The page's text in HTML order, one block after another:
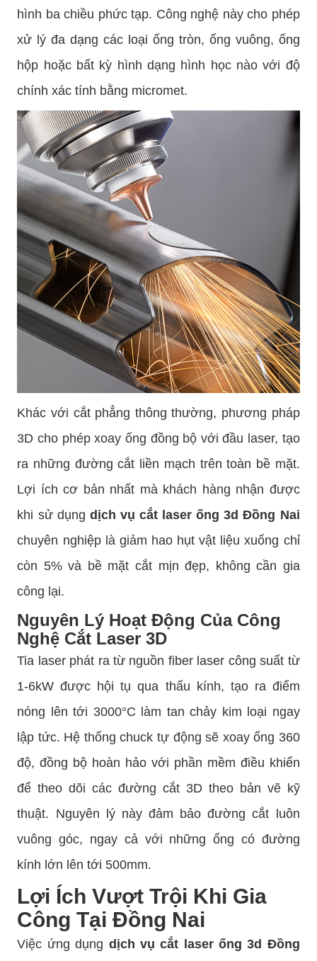
hình ba chiều phức tạp. Công nghệ này cho phép
xử lý đa dạng các loại ống tròn, ống vuông, ống
hộp hoặc bất kỳ hình dạng hình học nào với độ
chính xác tính bằng micromet.
Khác với cắt phẳng thông thường, phương pháp
3D cho phép xoay ống đồng bộ với đầu laser, tạo
ra những đường cắt liền mạch trên toàn bề mặt.
Lợi ích cơ bản nhất mà khách hàng nhận được
khi sử dụng dịch vụ cắt laser ống 3d Đồng Nai
chuyên nghiệp là giảm hao hụt vật liệu xuống chỉ
còn 5% và bề mặt cắt mịn đẹp, không cần gia
công lại.
Nguyên Lý Hoạt Động Của Công
Nghệ Cắt Laser 3D
Tia laser phát ra từ nguồn fiber laser công suất từ
1-6kW được hội tụ qua thấu kính, tạo ra điểm
nóng lên tới 3000°C làm tan chảy kim loại ngay
lập tức. Hệ thống chuck tự động sẽ xoay ống 360
độ, đồng bộ hoàn hảo với phần mềm điều khiển
để theo dõi các đường cắt 3D theo bản vẽ kỹ
thuật. Nguyên lý này đảm bảo đường cắt luôn
vuông góc, ngay cả với những ống có đường
kính lớn lên tới 500mm.
Lợi Ích Vượt Trội Khi Gia
Công Tại Đồng Nai
Việc ứng dụng dịch vụ cắt laser ống 3d Đồng